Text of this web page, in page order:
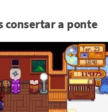
consertar a ponte